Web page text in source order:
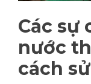
Các sự
nước
cách